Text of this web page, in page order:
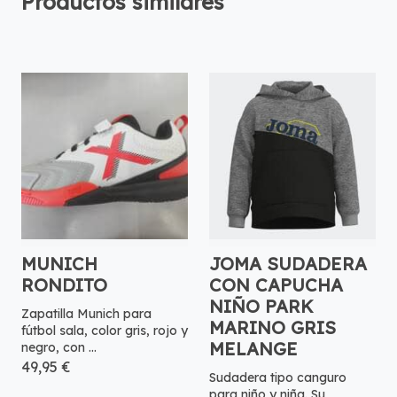
MUNICH
RONDITO
Zapatilla Munich para
fútbol sala, color gris, rojo y
negro, con ...
49,95 €
JOMA SUDADERA
CON CAPUCHA
NIÑO PARK
MARINO GRIS
MELANGE
Sudadera tipo canguro